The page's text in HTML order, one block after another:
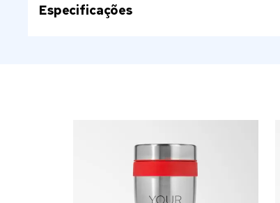
Especificações